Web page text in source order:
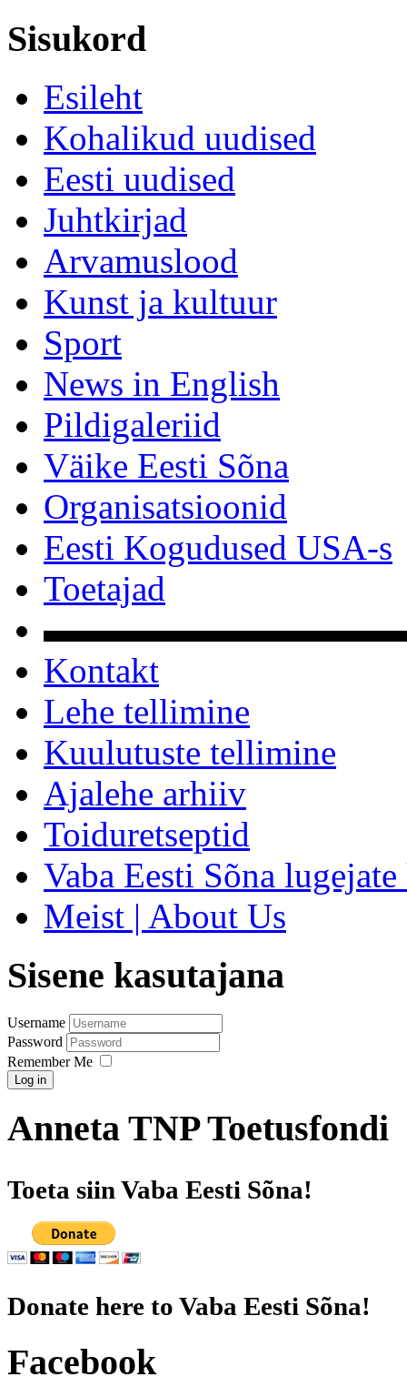
Sisukord
Esileht
Kohalikud uudised
Eesti uudised
Juhtkirjad
Arvamuslood
Kunst ja kultuur
Sport
News in English
Pildigaleriid
Väike Eesti Sõna
Organisatsioonid
Eesti Kogudused USA-s
Toetajad
Kontakt
Lehe tellimine
Kuulutuste tellimine
Ajalehe arhiiv
Toiduretseptid
Vaba Eesti Sõna
Meist | About Us
Sisene kasutajana
Username
Password
Remember Me
Log in
Anneta TNP Toetusfondi
Toeta siin Vaba Eesti Sõna!
Donate here to Vaba Eesti Sõna!
Facebook